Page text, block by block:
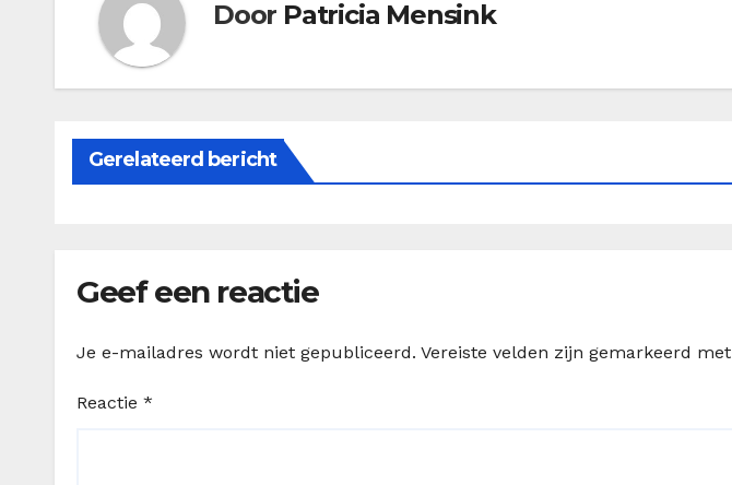
Door Patricia Mensink
Gerelateerd bericht
Geef een reactie
Je e-mailadres wordt niet gepubliceerd. Vereiste velden zijn gemarkeerd met
Reactie *